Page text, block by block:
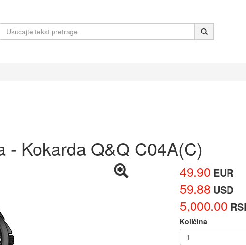
- Kokarda Q&Q C04A(C)
49.90 EUR
59.88 USD
5,000.00
Količina